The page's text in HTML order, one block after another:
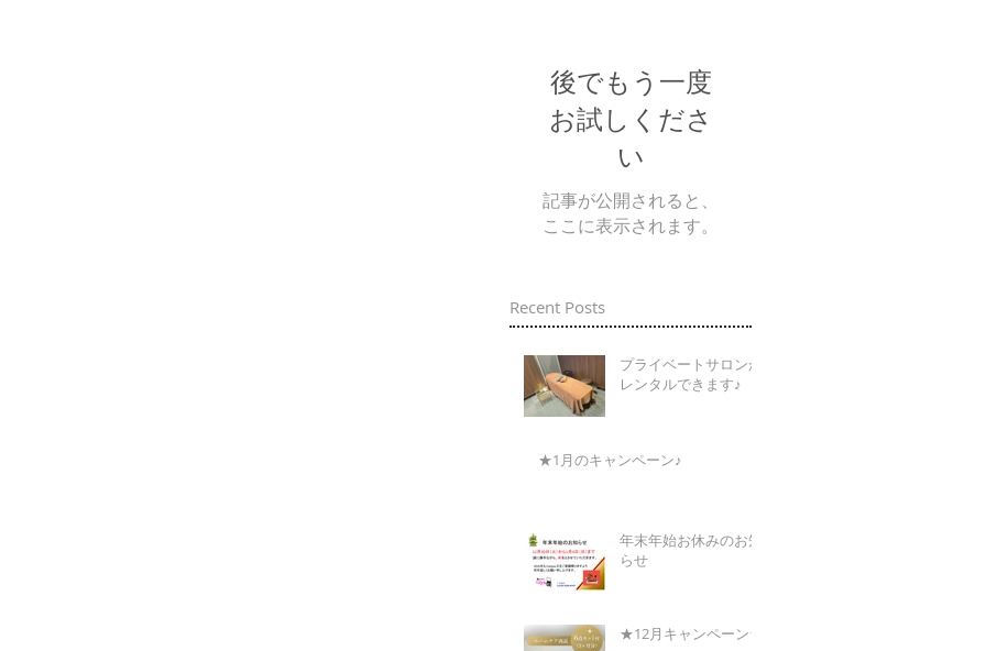
後でもう一度
お試しくださ
い
記事が公開されると、
ここに表示されます。
Recent Posts
プライベートサロンが
レンタルできます♪
★1月のキャンペーン♪
年末年始お休みのお知
らせ
★12月キャンペーン★